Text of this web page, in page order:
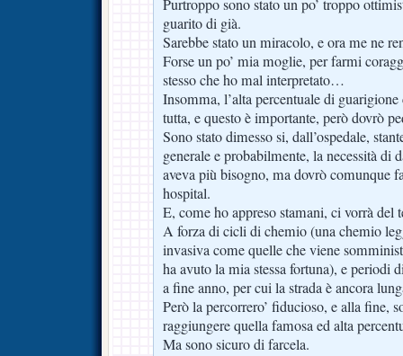
Purtroppo sono stato un po’ troppo
guarito di già.
Sarebbe stato un miracolo, e ora me ne
Forse un po’ mia moglie, per farmi
stesso che ho mal interpretato…
Insomma, l’alta percentuale di
tutta, e questo è importante, però dovrò
Sono stato dimesso si, dall’ospedale,
generale e probabilmente, la necessità di
aveva più bisogno, ma dovrò comunque
hospital.
E, come ho appreso stamani, ci vorrà del
A forza di cicli di chemio (una chemio
invasiva come quelle che viene
ha avuto la mia stessa fortuna), e periodi
a fine anno, per cui la strada è ancora
Però la percorrero’ fiducioso, e alla fine,
raggiungere quella famosa ed alta
Ma sono sicuro di farcela.